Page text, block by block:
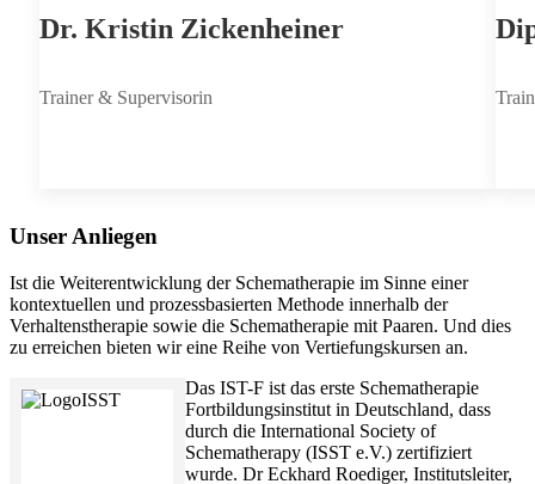
Dr. Kristin Zickenheiner
Trainer & Supervisorin
Unser Anliegen
Ist die Weiterentwicklung der Schematherapie im Sinne einer
kontextuellen und prozessbasierten Methode innerhalb der
Verhaltenstherapie sowie die Schematherapie mit Paaren. Und dies
zu erreichen bieten wir eine Reihe von Vertiefungskursen an.
Das IST-F ist das erste Schematherapie
Fortbildungsinstitut in Deutschland, dass
durch die International Society of
Schematherapy (ISST e.V.) zertifiziert
wurde. Dr Eckhard Roediger, Institutsleiter,